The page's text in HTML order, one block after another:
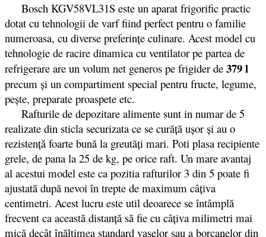
Bosch KGV58VL31S este un aparat frigorific practic
dotat cu tehnologii de varf fiind perfect pentru o familie
numeroasa, cu diverse preferințe culinare. Acest model cu
tehnologie de racire dinamica cu ventilator pe partea de
refrigerare are un volum net generos pe frigider de 379 l
precum și un compartiment special pentru fructe, legume,
pește, preparate proaspete etc.
Rafturile de depozitare alimente sunt in numar de 5
realizate din sticla securizata ce se curăță ușor și au o
rezistență foarte bună la greutăți mari. Poti plasa recipiente
grele, de pana la 25 de kg, pe orice raft. Un mare avantaj
al acestui model este ca pozitia rafturilor 3 din 5 poate fi
ajustată după nevoi în trepte de maximum câţiva
centimetri. Acest lucru este util deoarece se întâmplă
frecvent ca această distanţă să fie cu câţiva milimetri mai
mică decât înălţimea standard vaselor sau a borcanelor din